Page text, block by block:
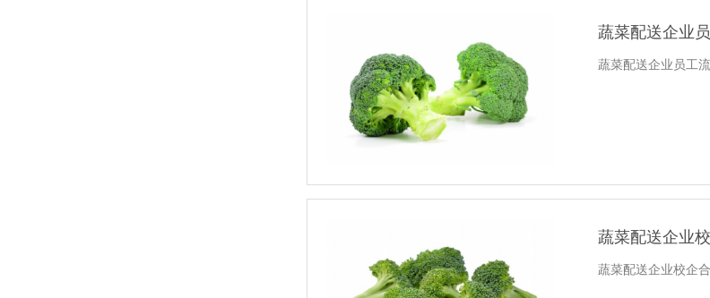
蔬菜配送企业
蔬菜配送企业员工
蔬菜配送企业
蔬菜配送企业校企